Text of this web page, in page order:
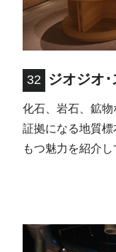
32 ジオジオ
化石、岩石、鉱
証拠になる地質
もつ魅力を紹介し